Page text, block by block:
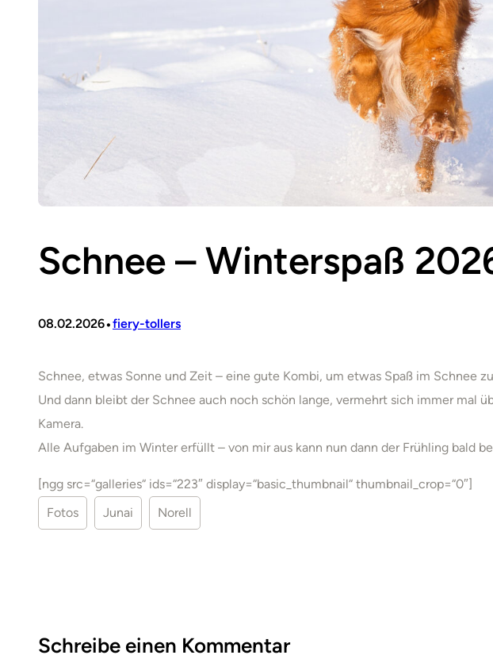
Schnee – Winterspaß
08.02.2026•fiery-tollers
Schnee, etwas Sonne und Zeit – eine gute Kombi, um etwas Spaß im Schnee
Und dann bleibt der Schnee auch noch schön lange, vermehrt sich immer mal
Kamera.
Alle Aufgaben im Winter erfüllt – von mir aus kann nun dann der Frühling bald
[ngg src=“galleries“ ids=“223″ display=“basic_thumbnail“ thumbnail_crop=“0″]
Fotos
Junai Norell
Schreibe einen Kommentar